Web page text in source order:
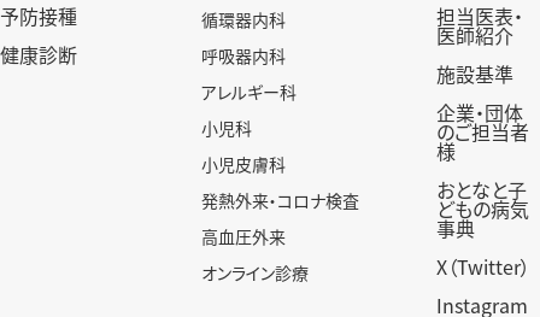
予防接種
健康診断
循環器内科
呼吸器内科
アレルギー科
小児科
小児皮膚科
発熱外来・コロナ検査
高血圧外来
オンライン診療
担当医表・
医師紹介
施設基準
企業・団体
のご担当者
様
おとなと子
どもの病気
事典
X（Twitter）
Instagram